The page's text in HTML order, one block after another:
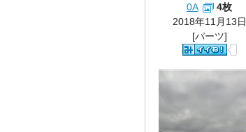
0A
4枚
2018年11月13日
[パーツ]